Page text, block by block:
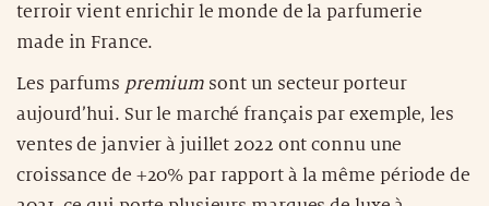
terroir vient enrichir le monde de la parfumerie
made in France.
Les parfums premium sont un secteur porteur
aujourd’hui. Sur le marché français par exemple, les
ventes de janvier à juillet 2022 ont connu une
croissance de +20% par rapport à la même période de